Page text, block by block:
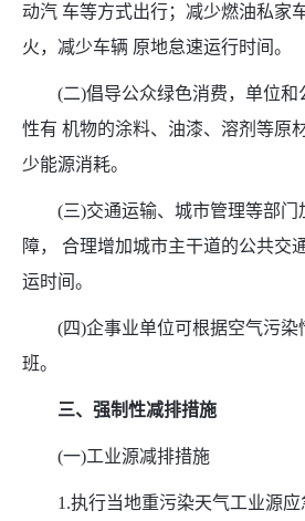
动汽 车等方式出行；减少燃油私家
火，减少车辆 原地怠速运行时间。
(二)倡导公众绿色消费，单位和
性有 机物的涂料、油漆、溶剂等原
少能源消耗。
(三)交通运输、城市管理等部门
障， 合理增加城市主干道的公共交
运时间。
(四)企事业单位可根据空气污染
班。
三、强制性减排措施
(一)工业源减排措施
1.执行当地重污染天气工业源应